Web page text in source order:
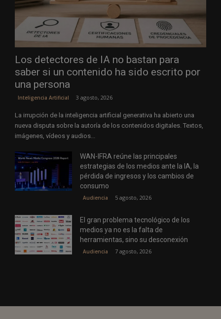
Los detectores de IA no bastan para
saber si un contenido ha sido escrito por
una persona
Inteligencia Artificial 3 agosto, 2026
La irrupción de la inteligencia artificial generativa ha abierto una
nueva disputa sobre la autoría de los contenidos digitales. Textos,
imágenes, vídeos y audios...
WAN-IFRA reúne las principales
estrategias de los medios ante la IA, la
pérdida de ingresos y los cambios de
consumo
Audiencia 5 agosto, 2026
El gran problema tecnológico de los
medios ya no es la falta de
herramientas, sino su desconexión
Audiencia 7 agosto, 2026